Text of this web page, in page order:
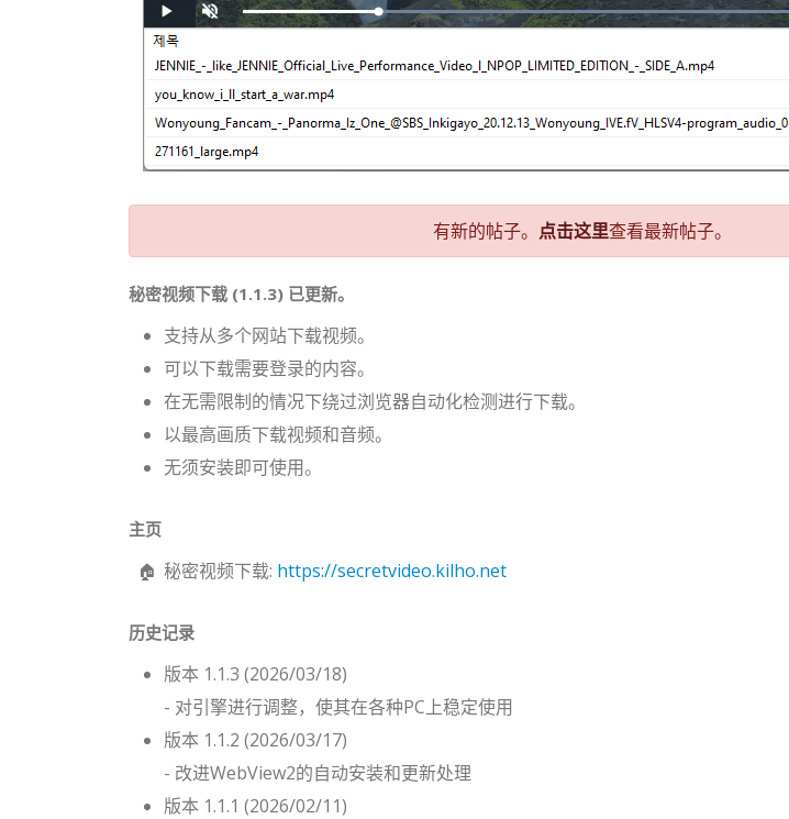
有新的帖子。 点击这里查看最新帖子。
秘密视频下载 (1.1.3) 已更新。
支持从多个网站下载视频。
可以下载需要登录的内容。
在无需限制的情况下绕过浏览器自动化检测进行下载。
以最高画质下载视频和音频。
无须安装即可使用。
主页
秘密视频下载: https://secretvideo.kilho.net
历史记录
版本 1.1.3 (2026/03/18)
- 对引擎进行调整，使其在各种PC上稳定使用
版本 1.1.2 (2026/03/17)
- 改进WebView2的自动安装和更新处理
版本 1.1.1 (2026/02/11)